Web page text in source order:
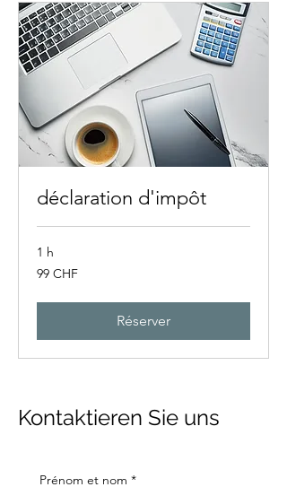
déclaration d'impôt
1 h
99
francs
99 CHF
Réserver
Kontaktieren Sie uns
Prénom et nom *